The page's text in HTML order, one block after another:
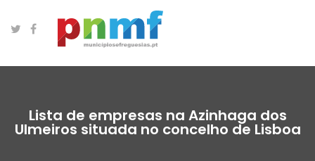
Lista de empresas na Azinhaga dos
Ulmeiros situada no concelho de Lisboa